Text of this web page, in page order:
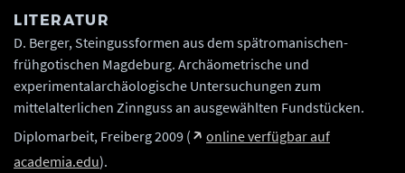
LITERATUR
D. Berger, Steingussformen aus dem spätromanischen-
frühgotischen Magdeburg. Archäometrische und
experimentalarchäologische Untersuchungen zum
mittelalterlichen Zinnguss an ausgewählten Fundstücken.
Diplomarbeit, Freiberg 2009 (
online verfügbar auf
academia.edu).